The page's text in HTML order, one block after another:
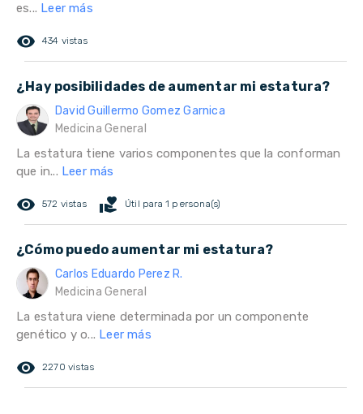
es... Leer más
remove_red_eye 434 vistas
¿Hay posibilidades de aumentar mi estatura?
David Guillermo Gomez Garnica
Medicina General
La estatura tiene varios componentes que la conforman
que in... Leer más
remove_red_eye 572 vistas volunteer_activism Útil para 1 persona(s)
¿Cómo puedo aumentar mi estatura?
Carlos Eduardo Perez R.
Medicina General
La estatura viene determinada por un componente
genético y o... Leer más
remove_red_eye 2270 vistas